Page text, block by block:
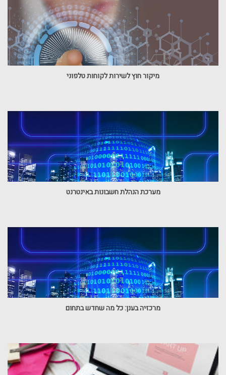
מיקור חוץ לשירות לקוחות טלפוני
מערכת הנהלת חשבונות באינטרנט
מרכזיה בענן: כל מה שחדש בתחום